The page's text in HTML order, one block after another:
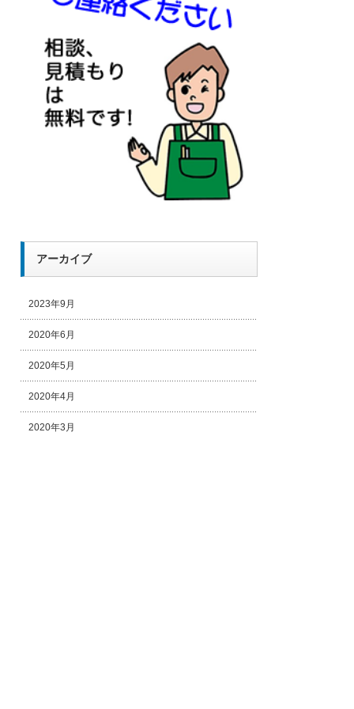
アーカイブ
2023年9月
2020年6月
2020年5月
2020年4月
2020年3月